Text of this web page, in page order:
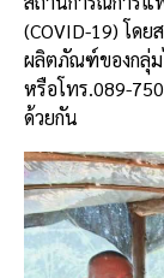
(COVID-19) โด
ผลิตภัณฑ์ของกลุ่
หรือโทร.089-
ด้วยกัน